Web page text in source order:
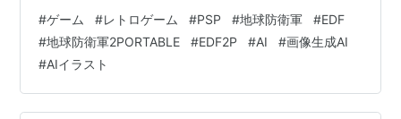
持ってますが安かったのでこっちのVerも買ってみました
EDF2PはPS2の方を探してましたがPSP版しか見つから
なかったのでこっちを購入 どちらも300円でした#レト
ロゲーム pic.twitter.com/H0uGaz5CNU — イギリス (…
#ゲーム #レトロゲーム #PSP #地球防衛軍 #EDF
#地球防衛軍2PORTABLE #EDF2P #AI #画像生成AI
#AIイラスト